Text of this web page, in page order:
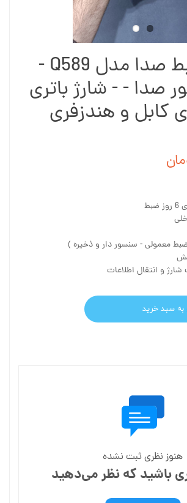
دستگاه ضبط صدا مدل Q589 -
صدا - - شارژ باتری
کابل و هندزفری
معمولی - سنسور دار و ذخیره )
و انتقال اطلاعات
به سبد خرید
هنوز نظری ثبت نشده
باشید که نظر می‌دهید